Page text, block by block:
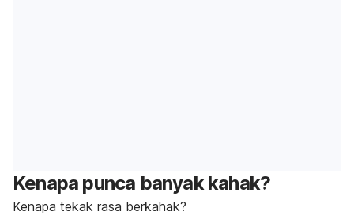
Kenapa punca banyak kahak?
Kenapa tekak rasa berkahak?